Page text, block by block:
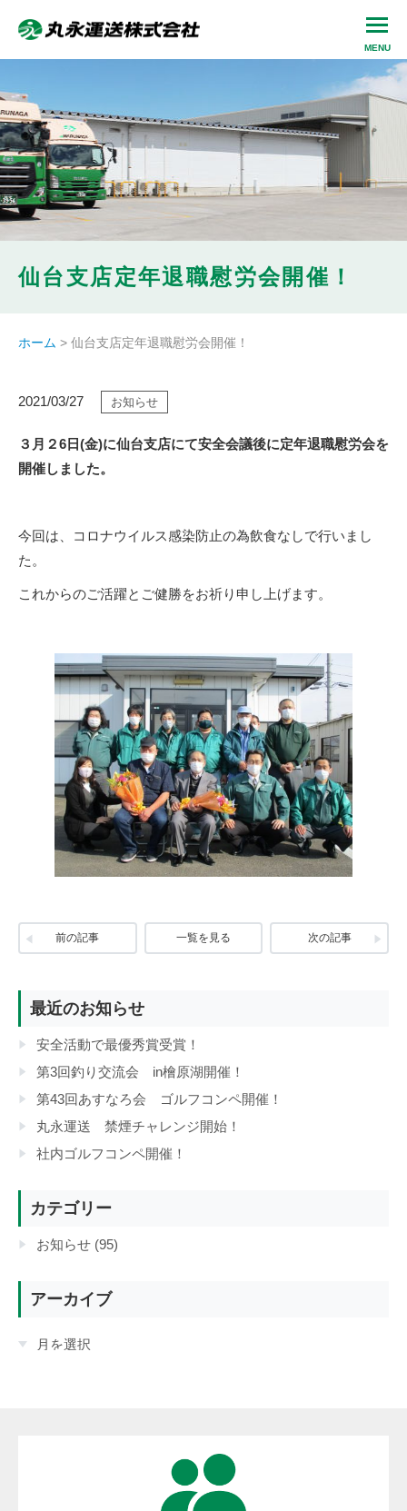
仙台支店定年退職慰労会開催！
ホーム > 仙台支店定年退職慰労会開催！
2021/03/27 お知らせ
３月２6日(金)に仙台支店にて安全会議後に定年退職慰労会を
開催しました。
今回は、コロナウイルス感染防止の為飲食なしで行いまし
た。
これからのご活躍とご健勝をお祈り申し上げます。
前の記事 一覧を見る 次の記事
最近のお知らせ
安全活動で最優秀賞受賞！
第3回釣り交流会 in檜原湖開催！
第43回あすなろ会 ゴルフコンペ開催！
丸永運送 禁煙チャレンジ開始！
社内ゴルフコンペ開催！
カテゴリー
お知らせ (95)
アーカイブ